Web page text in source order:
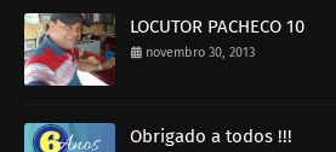
LOCUTOR PACHECO 10
novembro 30, 2013
Obrigado a todos !!!